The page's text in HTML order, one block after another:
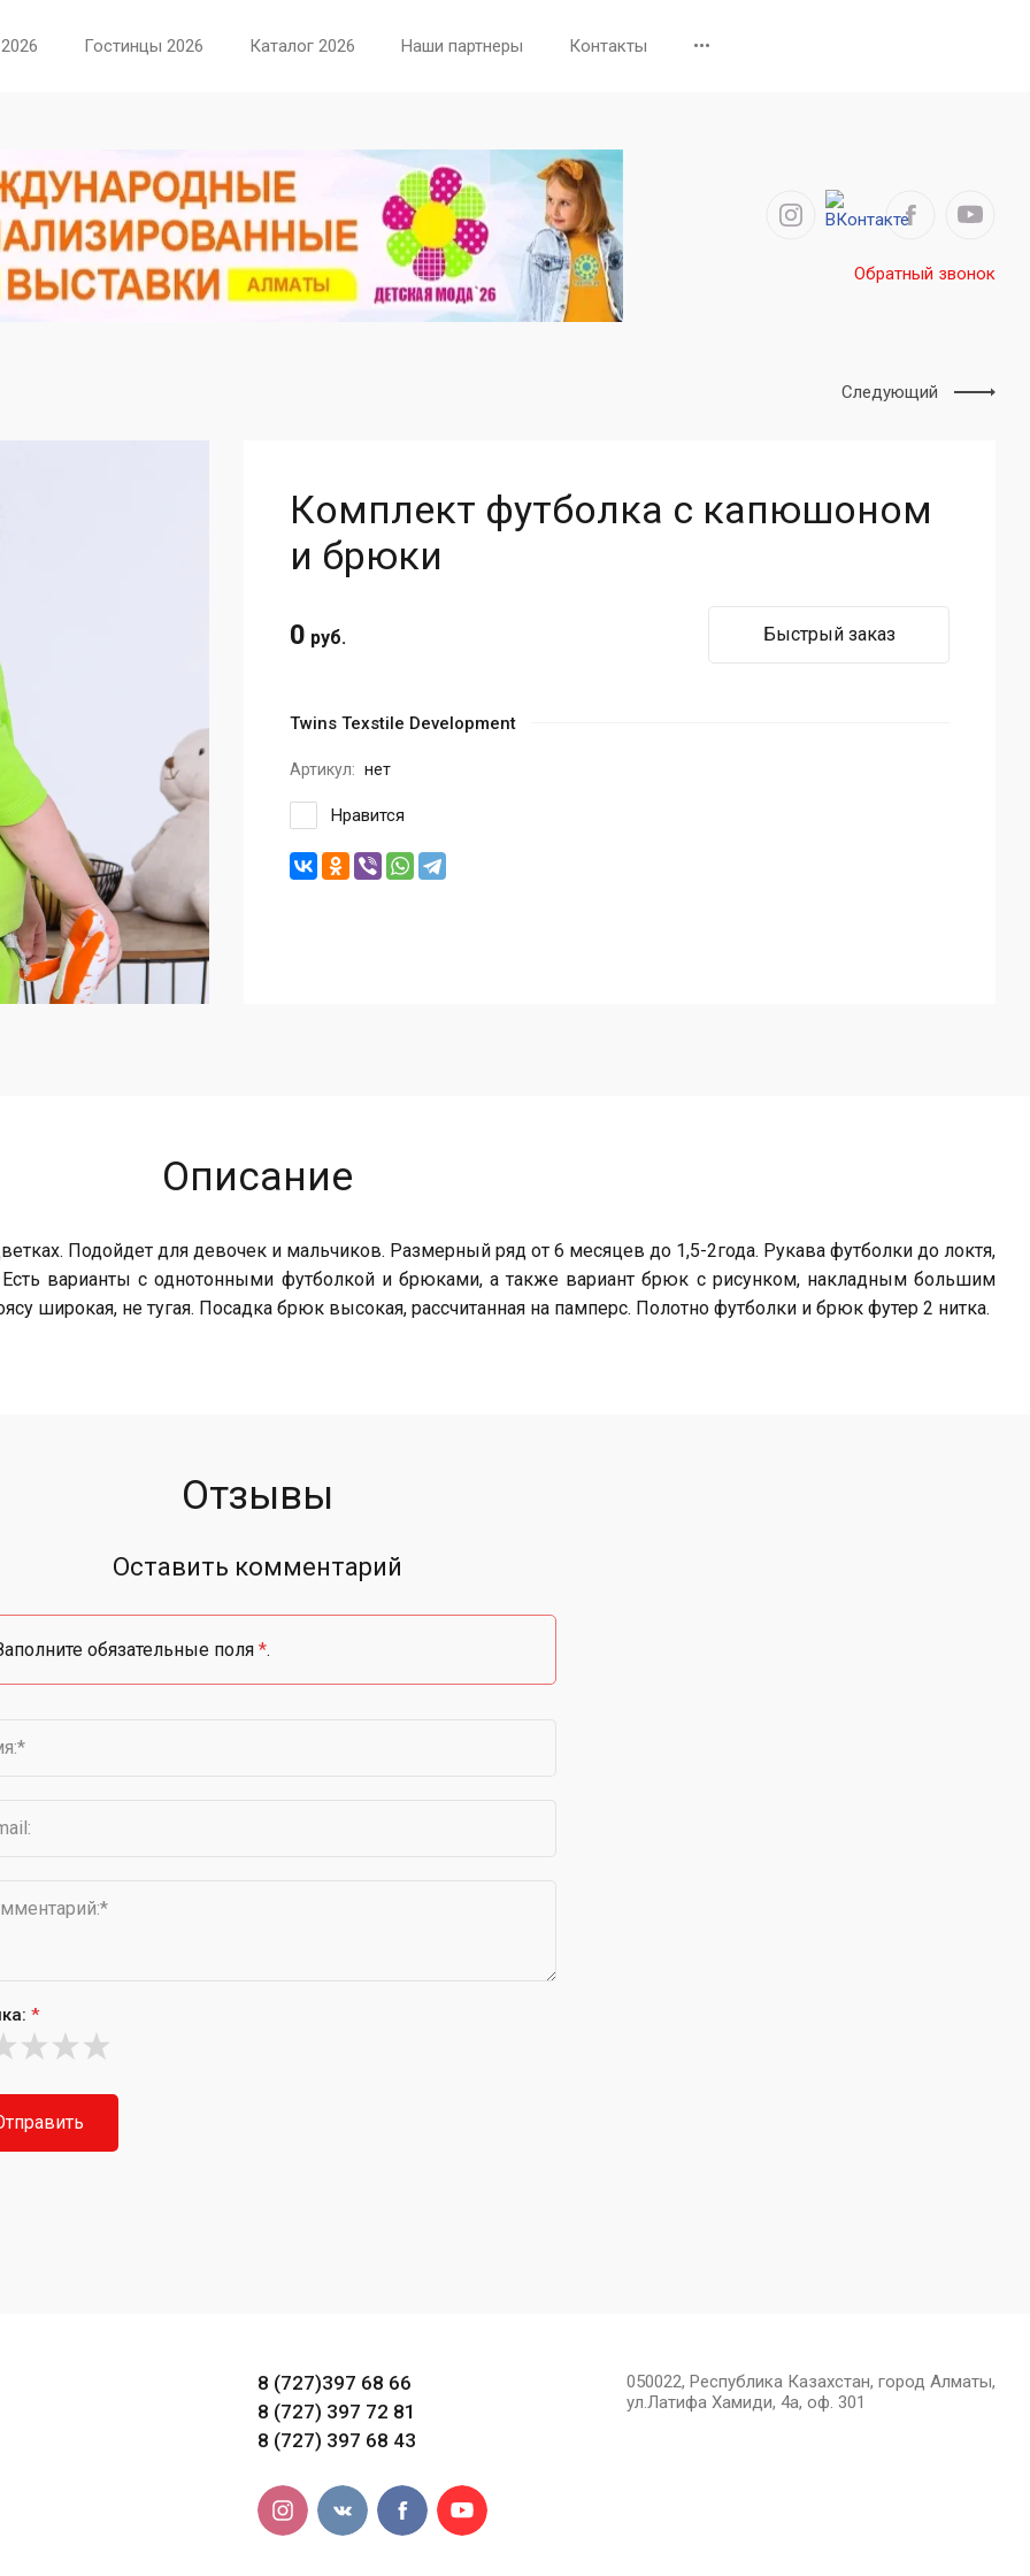
Гостинцы 2026 Каталог 2026 Наши партнеры Контакты •••
Обратный звонок
Следующий
Комплект футболка с капюшоном
и брюки
0 руб. Быстрый заказ
Twins Texstile Development
Артикул: нет
Нравится
Описание
Подойдет для девочек и мальчиков. Размерный ряд от 6 месяцев до 1,5-2года. Рукава футболки до локтя,
варианты с однотонными футболкой и брюками, а также вариант брюк с рисунком, накладным большим
широкая, не тугая. Посадка брюк высокая, рассчитанная на памперс. Полотно футболки и брюк футер 2 нитка.
Отзывы
Оставить комментарий
обязательные поля *.
*
8 (727)397 68 66
8 (727) 397 72 81
8 (727) 397 68 43
050022, Республика Казахстан, город Алматы,
ул.Латифа Хамиди, 4а, оф. 301